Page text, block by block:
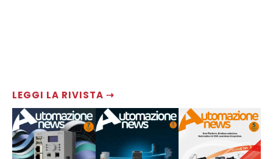
LEGGI LA RIVISTA ⇢